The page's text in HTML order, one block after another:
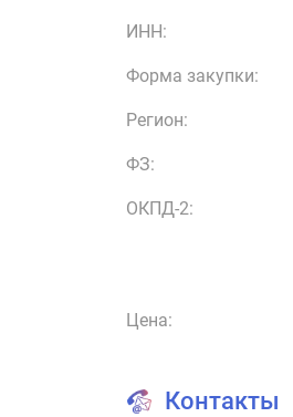
ИНН:
Форма закупки:
Регион:
ФЗ:
ОКПД-2:
Цена:
Контакты